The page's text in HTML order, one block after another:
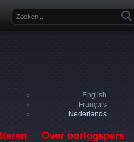
Zoekveld
English
Français
Nederlands
Over oorlogspers